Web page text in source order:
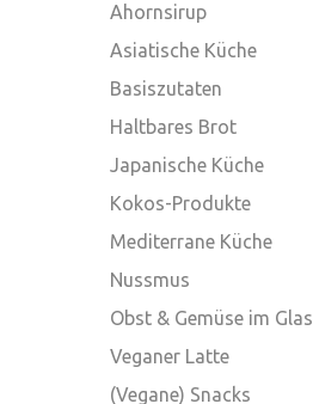
Ahornsirup
Asiatische Küche
Basiszutaten
Haltbares Brot
Japanische Küche
Kokos-Produkte
Mediterrane Küche
Nussmus
Obst & Gemüse im Glas
Veganer Latte
(Vegane) Snacks